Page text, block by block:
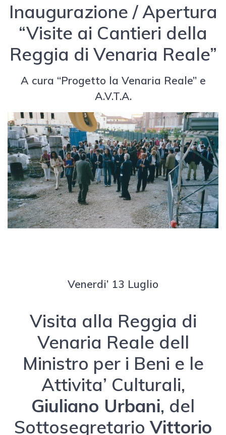
Inaugurazione / Apertura
“Visite ai Cantieri della
Reggia di Venaria Reale”
A cura “Progetto la Venaria Reale” e
A.V.T.A.
Venerdi’ 13 Luglio
Visita alla Reggia di
Venaria Reale dell
Ministro per i Beni e le
Attivita’ Culturali,
Giuliano Urbani, del
Sottosegretario Vittorio